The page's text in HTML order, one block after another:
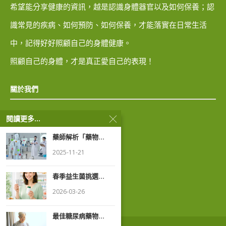
希望能分享健康的資訊，越是認識身體器官以及如何保養；認
識常見的疾病、如何預防、如何保養，才能落實在日常生活
中，記得好好照顧自己的身體健康。
照顧自己的身體，才是真正愛自己的表現！
關於我們
隱私權政策
著作權聲明
閱讀更多...
藥師解析「藥物...
2025-11-21
春季益生菌挑選...
2026-03-26
最佳糖尿病藥物...